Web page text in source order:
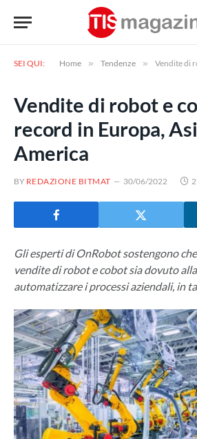
SEI QUI: Home » Tendenze » Vendite di robot e
Vendite di robot e
record in Europa,
America
BY REDAZIONE BITMAT 30/06/2022
Gli esperti di OnRobot sostengono
vendite di robot e cobot sia dovuto
automatizzare i processi aziendali, in